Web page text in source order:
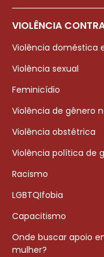
VIOLÊNCIA
Violência doméstica
Violência sexual
Feminicídio
Violência de gênero
Violência obstétrica
Violência política de
Racismo
LGBTQIfobia
Capacitismo
Onde buscar apoio
mulher?